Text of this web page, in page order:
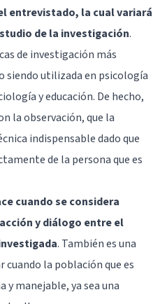
entrevistado, la cual variará
de la investigación.
de investigación más
siendo utilizada en psicología
y educación. De hecho,
la observación, que la
indispensable dado que
de la persona que es
cuando se considera
y diálogo entre el
. También es una
la población que es
y manejable, ya sea una